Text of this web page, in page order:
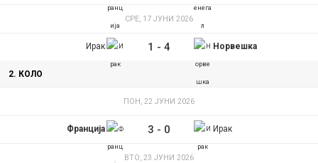
СРЕ, 17 ЈУНИ 2026
Ирак 1 - 4 Норвешка
2. КОЛО
ПОН, 22 ЈУНИ 2026
Франција 3 - 0 Ирак
ВТО, 23 ЈУНИ 2026